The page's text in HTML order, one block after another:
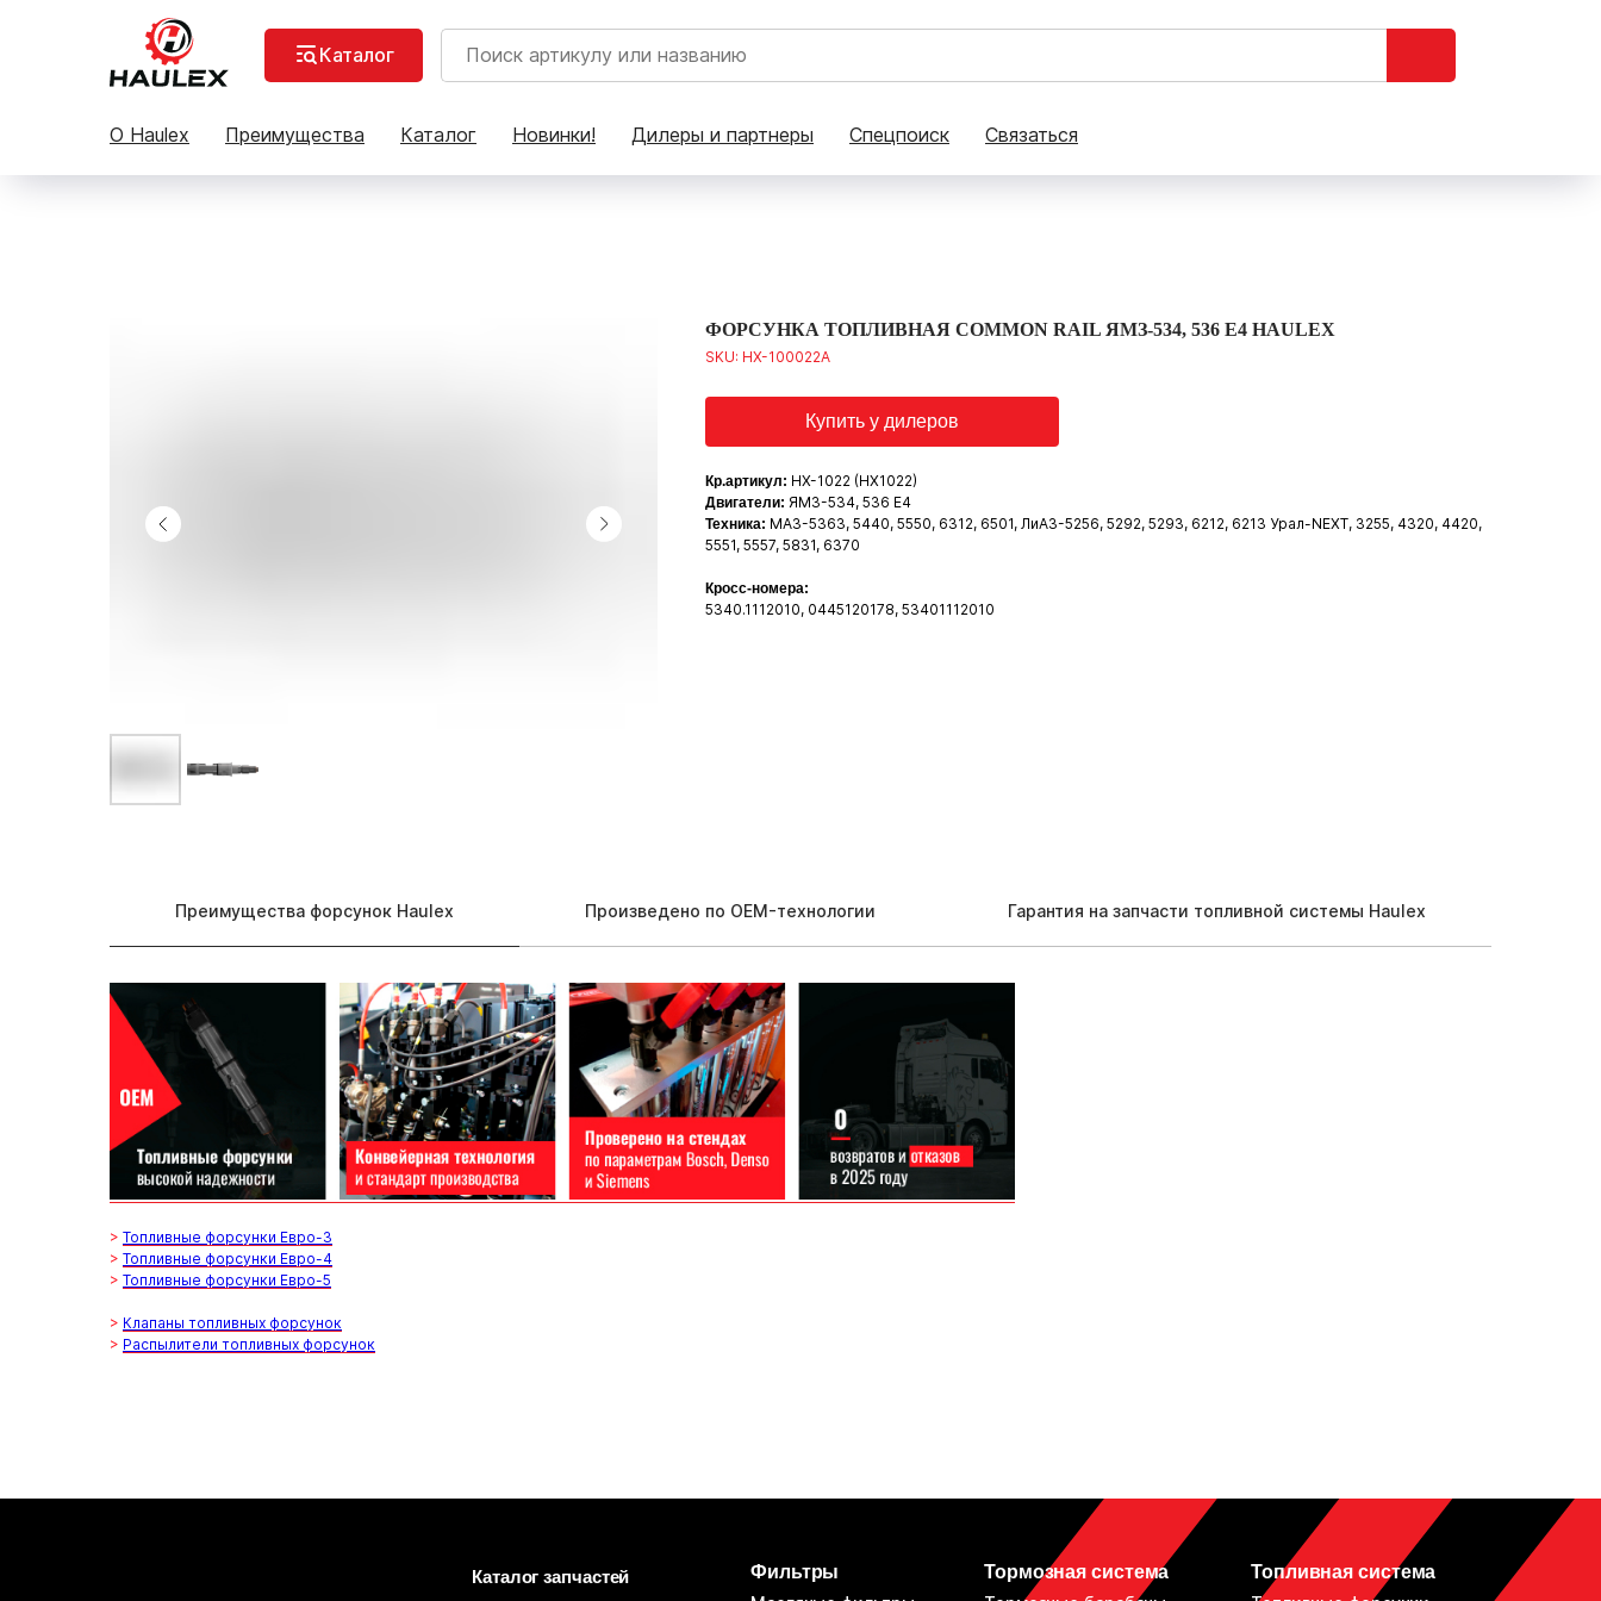
Каталог
О Haulex Преимущества Каталог Новинки! Дилеры и партнеры Спецпоиск Связаться
ФОРСУНКА ТОПЛИВНАЯ COMMON RAIL ЯМЗ-534, 536 E4 HAULEX
SKU: HX-100022A
Купить у дилеров
Кр.артикул: HX-1022 (HX1022)
Двигатели: ЯМЗ-534, 536 E4
Техника: МАЗ-5363, 5440, 5550, 6312, 6501, ЛиАЗ-5256, 5292, 5293, 6212, 6213 Урал-NEXT, 3255, 4320, 4420,
5551, 5557, 5831, 6370
Кросс-номера:
5340.1112010, 0445120178, 53401112010
Преимущества форсунок Haulex Произведено по OEM-технологии Гарантия на запчасти топливной системы Haulex
> Топливные форсунки Евро-3
> Топливные форсунки Евро-4
> Топливные форсунки Евро-5
> Клапаны топливных форсунок
> Распылители топливных форсунок
Каталог запчастей
Фильтры
Тормозная система Топливная система